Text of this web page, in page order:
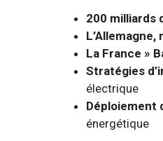
200 milliards
La France »
Stratégies
électrique
Déploiement
énergétique